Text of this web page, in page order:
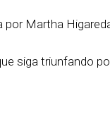
por Martha
siga triunfando